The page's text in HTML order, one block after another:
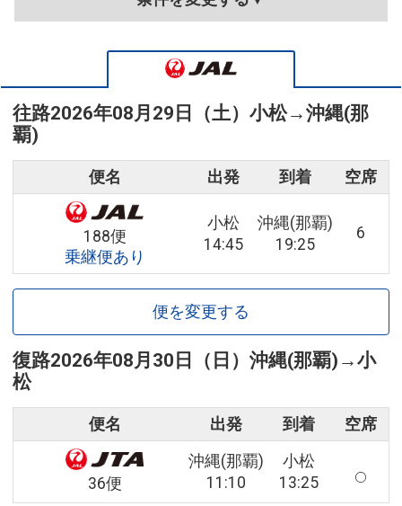
往路2026年08月29日（土） 小松→沖縄(那
覇)
便名 出発 到着 空席
188便
乗継便あり
小松
14:45
沖縄(那覇)
19:25
6
便を変更する
復路2026年08月30日（日） 沖縄(那覇) →小
松
便名 出発 到着 空席
36便
沖縄(那覇)
11:10
小松
13:25